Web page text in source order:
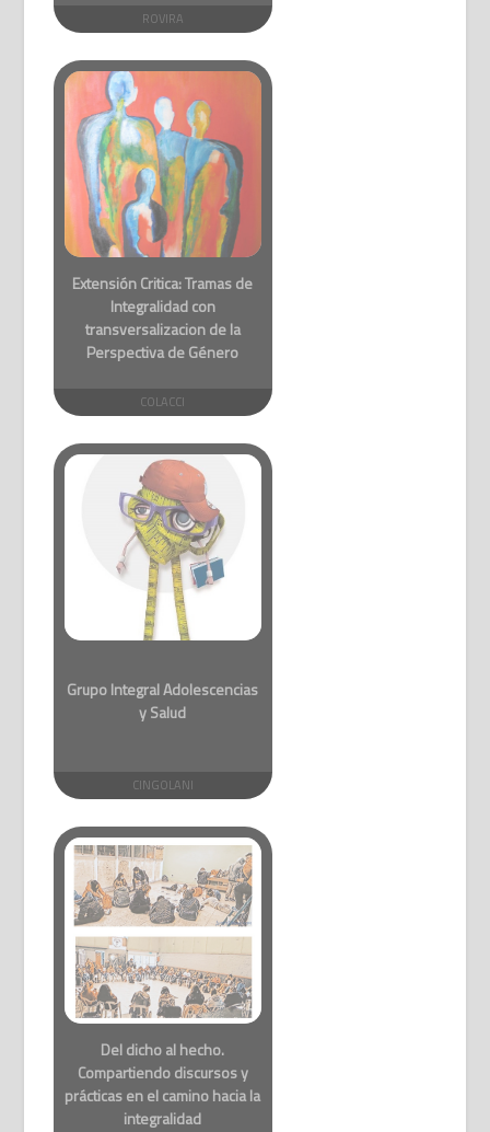
ROVIRA
COLACCI
Extensión Critica: Tramas de
Integralidad con
transversalizacion de la
Perspectiva de Género
CINGOLANI
Grupo Integral Adolescencias
y Salud
Del dicho al hecho.
Compartiendo discursos y
prácticas en el camino hacia la
integralidad